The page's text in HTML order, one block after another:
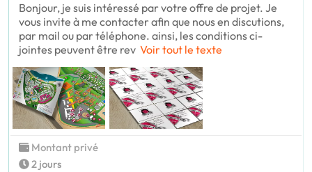
Bonjour, je suis intéressé par votre offre de projet. Je
vous invite à me contacter afin que nous en discutions,
par mail ou par téléphone. ainsi, les conditions ci-
jointes peuvent être rev Voir tout le texte
Montant privé
2 jours